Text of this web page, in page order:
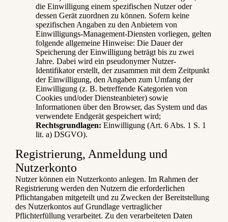
die Einwilligung einem spezifischen Nutzer oder
dessen Gerät zuordnen zu können. Sofern keine
spezifischen Angaben zu den Anbietern von
Einwilligungs-Management-Diensten vorliegen, gelten
folgende allgemeine Hinweise: Die Dauer der
Speicherung der Einwilligung beträgt bis zu zwei
Jahre. Dabei wird ein pseudonymer Nutzer-
Identifikator erstellt, der zusammen mit dem Zeitpunkt
der Einwilligung, den Angaben zum Umfang der
Einwilligung (z. B. betreffende Kategorien von
Cookies und/oder Diensteanbieter) sowie
Informationen über den Browser, das System und das
verwendete Endgerät gespeichert wird;
Rechtsgrundlagen: Einwilligung (Art. 6 Abs. 1 S. 1
lit. a) DSGVO).
Registrierung, Anmeldung und
Nutzerkonto
Nutzer können ein Nutzerkonto anlegen. Im Rahmen der
Registrierung werden den Nutzern die erforderlichen
Pflichtangaben mitgeteilt und zu Zwecken der Bereitstellung
des Nutzerkontos auf Grundlage vertraglicher
Pflichterfüllung verarbeitet. Zu den verarbeiteten Daten